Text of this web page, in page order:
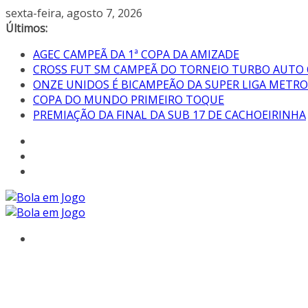
sexta-feira, agosto 7, 2026
Últimos:
AGEC CAMPEÃ DA 1ª COPA DA AMIZADE
CROSS FUT SM CAMPEÃ DO TORNEIO TURBO AUTO
ONZE UNIDOS É BICAMPEÃO DA SUPER LIGA
COPA DO MUNDO PRIMEIRO TOQUE
PREMIAÇÃO DA FINAL DA SUB 17 DE CACHOEIRINHA